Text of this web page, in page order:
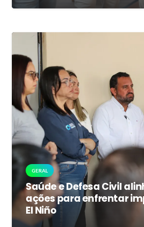
GERAL
Saúde e Defesa Civil
ações para enfrentar
El Niño